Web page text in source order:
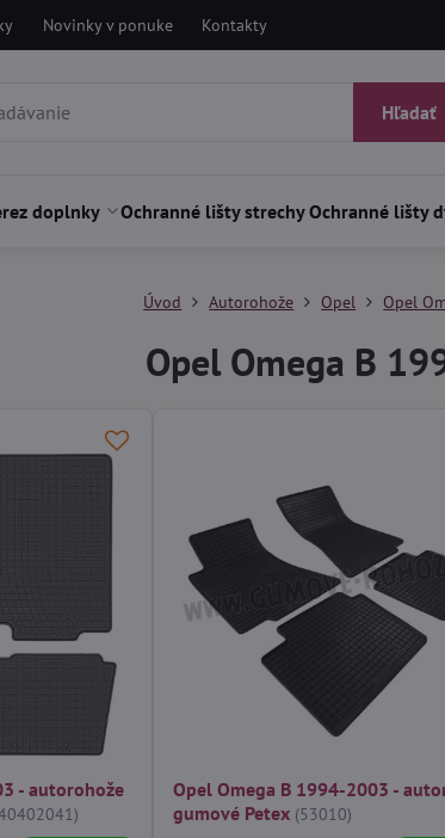
Novinky v ponuke Kontakty
Hľadať
doplnky Ochranné lišty strechyOchranné lišty
Úvod Autorohože Opel Opel
Opel Omega B
- autorohože
Opel Omega B 1994-2003 -
gumové Petex (53010)